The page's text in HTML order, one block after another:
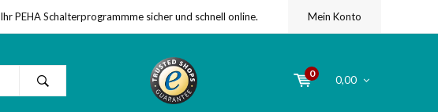
PEHA Schalterprogrammme sicher und schnell online. Mein Konto
0
0,00